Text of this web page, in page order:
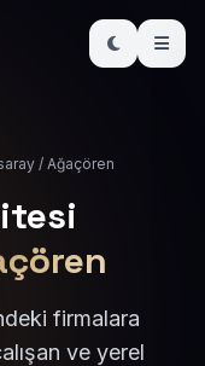
/ Ağaçören
firmalara
ve yerel